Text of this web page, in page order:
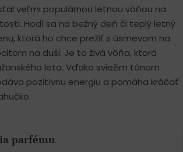
veľmi populárnou letnou vôňou na
Hodí sa na bežný deň či teplý letný
ktorá ho chce prežiť s úsmevom na
na duši. Je to živá vôňa, ktorá
leta. Vďaka sviežim tónom
pozitívnu energiu a pomáha kráčať
parfému